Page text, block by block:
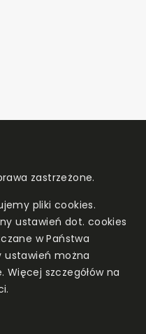
zastrzeżone.
pliki cookies.
ustawień dot. cookies
w Państwa
ustawień można
szczegółów na
.